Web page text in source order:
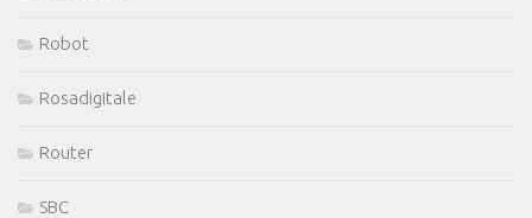
Robot
Rosadigitale
Router
SBC